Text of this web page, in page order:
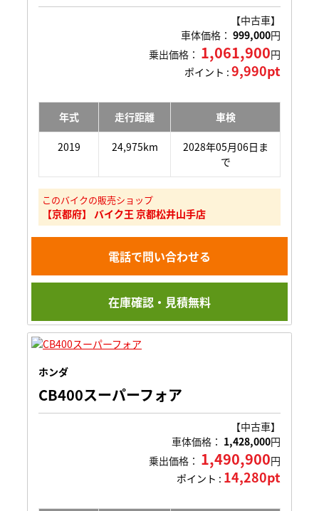
【中古車】
車体価格： 999,000円
乗出価格： 1,061,900円
ポイント : 9,990pt
年式 走行距離 車検
2019 24,975km
2028年05月06日ま
で
このバイクの販売ショップ
【京都府】 バイク王 京都松井山手店
電話で問い合わせる
在庫確認・見積無料
ホンダ
CB400スーパーフォア
【中古車】
車体価格： 1,428,000円
乗出価格： 1,490,900円
ポイント : 14,280pt